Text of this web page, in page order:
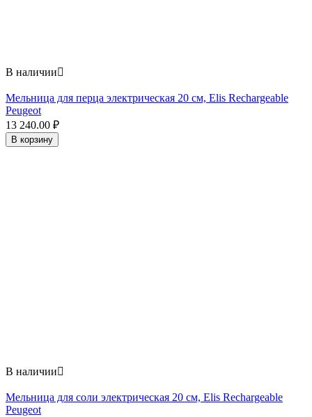
В наличии
Мельница для перца электрическая 20 см, Elis Rechargeable
Peugeot
13 240.00 ₽
В корзину
В наличии
Мельница для соли электрическая 20 см, Elis Rechargeable
Peugeot